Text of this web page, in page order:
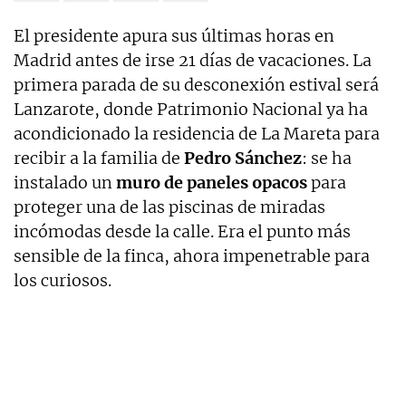
El presidente apura sus últimas horas en
Madrid antes de irse 21 días de vacaciones. La
primera parada de su desconexión estival será
Lanzarote, donde Patrimonio Nacional ya ha
acondicionado la residencia de La Mareta para
recibir a la familia de Pedro Sánchez: se ha
instalado unmuro de paneles opacospara
proteger una de las piscinas de miradas
incómodas desde la calle. Era el punto más
sensible de la finca, ahora impenetrable para
los curiosos.